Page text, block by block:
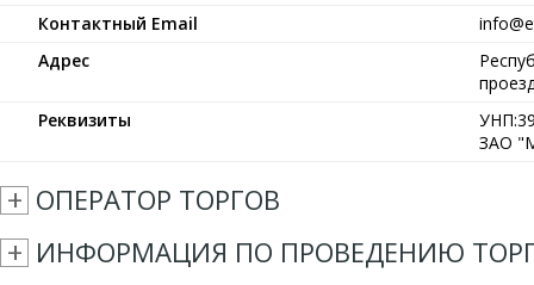
Контактный Email
Адрес
Реквизиты
ЗАО
ОПЕРАТОР ТОРГОВ
ИНФОРМАЦИЯ ПО ПРОВЕДЕНИЮ